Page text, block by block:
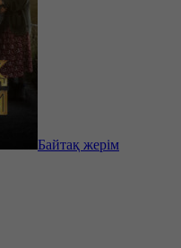
Байтақ жерім